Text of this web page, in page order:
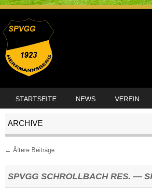
MENU
STARTSEITE NEWS VEREIN
ARCHIVE
← Ältere Beiträge
SPVGG SCHROLLBACH RES. —